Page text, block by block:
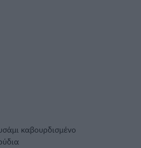
καβουρδισμένο